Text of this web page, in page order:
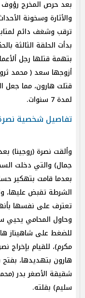
بعد حرص المخرج رؤوف
والأثارة وسخونة
ترقب وشغف دائم
بتهمة قتلها رجل
أزوجها سعد ( محمد
قتلت هارون، مما جعل
لمدة 7 سنوات.
تفاصيل شخصية
وألقت نصرة (روجينا)
جمال) والتي دخلت
بعدما قامت بتهكير
الشرطة تقبض عليها،
تعترف على نفسها
وحاول المحامي يحيي
للضغط على شاهيناز
مكرم)، للقيام بإخراج
هارون بتهديدها،
شقيقة الأصغر بدر
سليم) بقلته.